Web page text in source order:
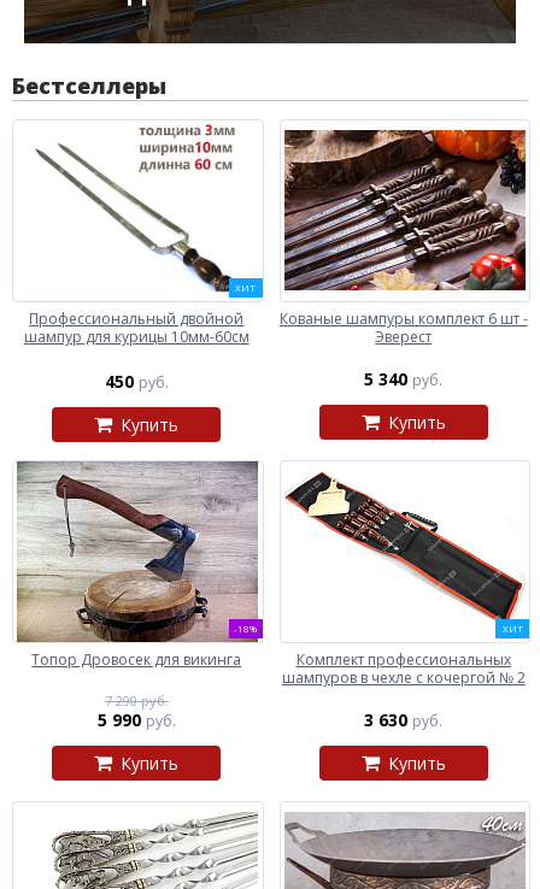
Бестселлеры
ХИТ
Профессиональный двойной
шампур для курицы 10мм-60см
450 руб.
Купить
Кованые шампуры комплект 6 шт -
Эверест
5 340 руб.
Купить
-18%
Топор Дровосек для викинга
7 290 руб.
5 990 руб.
Купить
ХИТ
Комплект профессиональных
шампуров в чехле с кочергой № 2
3 630 руб.
Купить